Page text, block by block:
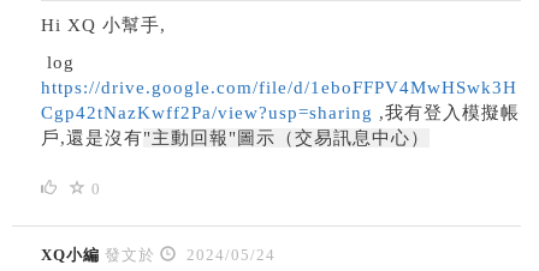
Hi XQ 小幫手,
log
https://drive.google.com/file/d/1eboFFPV4MwHSwk3H
Cgp42tNazKwff2Pa/view?usp=sharing ,我有登入模擬帳
戶,還是沒有"主動回報"圖示（交易訊息中心）
0
XQ小編 發文於 2024/05/24